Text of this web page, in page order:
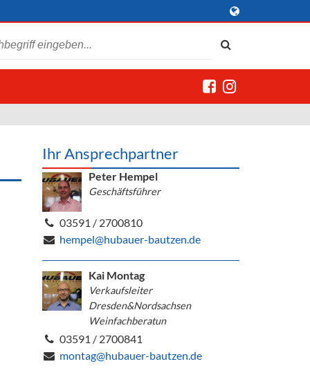
Ihr Ansprechpartner
Peter Hempel
Geschäftsführer
03591 / 2700810
hempel@hubauer-bautzen.de
Kai Montag
Verkaufsleiter
Dresden&Nordsachsen
Weinfachberatun
03591 / 2700841
montag@hubauer-bautzen.de